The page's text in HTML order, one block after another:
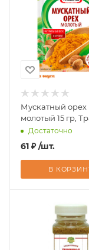
Мускатный орех
молотый 15 гр,
Достаточно
61 ₽ /шт.
В